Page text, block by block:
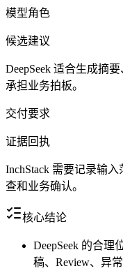
模型角色
候选建议
DeepSeek 适合生成摘
承担业务拍板。
交付要求
证据回执
InchStack 需要记录输
查和业务确认。
核心结论
DeepSeek 的合
稿、Review、异